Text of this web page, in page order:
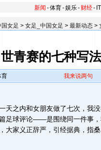
新闻 -体育-娱乐- 财经- IT
国女足 > 女足_中国女足 > 最新动态 >
世青赛的七种写法
育 我来说两句
之内和女朋友做了七次，我没
足球评论——是围绕同一件事
大家义正辞严，引经据典，指